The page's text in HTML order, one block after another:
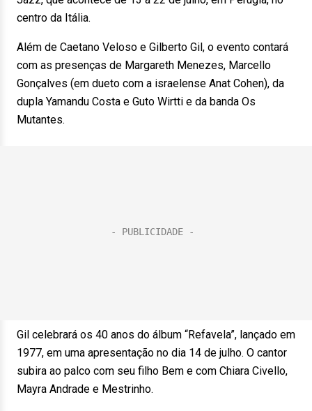
centro da Itália.
Além de Caetano Veloso e Gilberto Gil, o evento contará
com as presenças de Margareth Menezes, Marcello
Gonçalves (em dueto com a israelense Anat Cohen), da
dupla Yamandu Costa e Guto Wirtti e da banda Os
Mutantes.
Gil celebrará os 40 anos do álbum “Refavela”, lançado em
1977, em uma apresentação no dia 14 de julho. O cantor
subira ao palco com seu filho Bem e com Chiara Civello,
Mayra Andrade e Mestrinho.